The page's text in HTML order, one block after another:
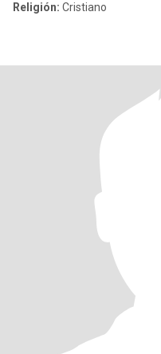
Religión: Cristiano